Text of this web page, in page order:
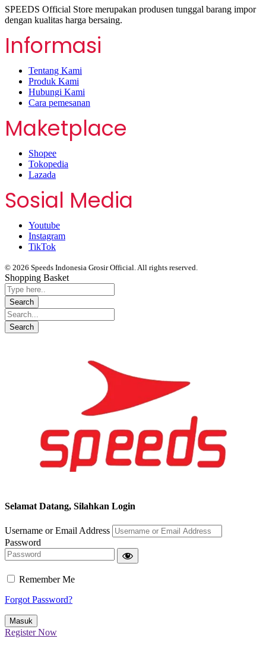
SPEEDS Official Store merupakan produsen tunggal barang impor
dengan kualitas harga bersaing.
Informasi
Tentang Kami
Produk Kami
Hubungi Kami
Cara pemesanan
Maketplace
Shopee
Tokopedia
Lazada
Sosial Media
Youtube
Instagram
TikTok
© 2026 Speeds Indonesia Grosir Official. All rights reserved.
Shopping Basket
Selamat Datang, Silahkan Login
Username or Email Address
Password
Remember Me
Forgot Password?
Register Now